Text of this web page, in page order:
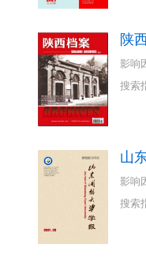
陕
影响
搜索
山
影响
搜索